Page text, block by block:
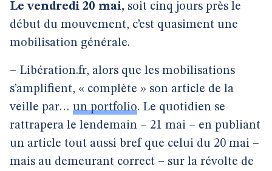
Le vendredi 20 mai, soit cinq jours près le
début du mouvement, c’est quasiment une
mobilisation générale.
– Libération.fr, alors que les mobilisations
s’amplifient, « complète » son article de la
veille par… un portfolio. Le quotidien se
rattrapera le lendemain – 21 mai – en publiant
un article tout aussi bref que celui du 20 mai –
mais au demeurant correct – sur la révolte de